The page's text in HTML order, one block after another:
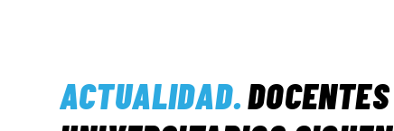
ACTUALIDAD.DOCENTES